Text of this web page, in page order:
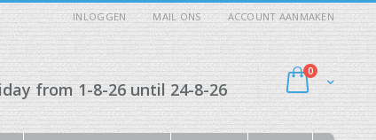
INLOGGEN MAIL ONS ACCOUNT AANMAKEN
Cart
0producten
from 1-8-26 until 24-8-26